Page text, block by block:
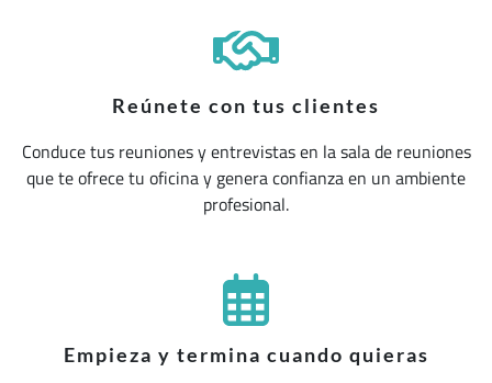
Reúnete con tus clientes
Conduce tus reuniones y entrevistas en la sala de reuniones
que te ofrece tu oficina y genera confianza en un ambiente
profesional.
Empieza y termina cuando quieras